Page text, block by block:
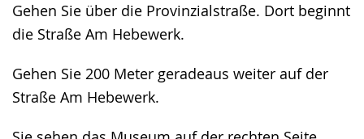
Gehen Sie über die Provinzialstraße. Dort beginnt
die Straße Am Hebewerk.
Gehen Sie 200 Meter geradeaus weiter auf der
Straße Am Hebewerk.